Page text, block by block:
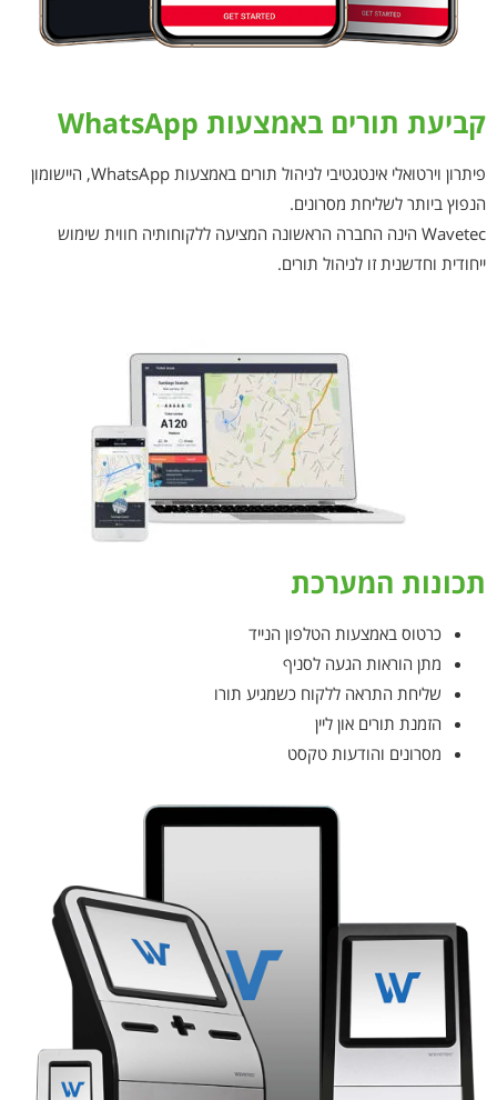
קביעת תורים באמצעות WhatsApp
פיתרון וירטואלי אינטגטיבי לניהול תורים באמצעות WhatsApp, היישומון
הנפוץ ביותר לשליחת מסרונים.
Wavetec הינה החברה הראשונה המציעה ללקוחותיה חווית שימוש
ייחודית וחדשנית זו לניהול תורים.
תכונות המערכת
כרטוס באמצעות הטלפון הנייד
מתן הוראות הגעה לסניף
שליחת התראה ללקוח כשמגיע תורו
הזמנת תורים און ליין
מסרונים והודעות טקסט